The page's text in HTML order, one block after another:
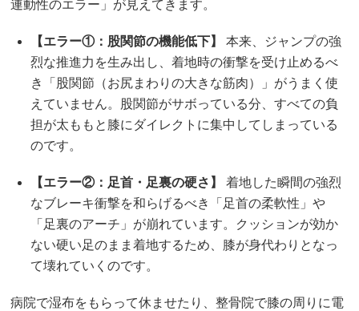
連動性のエラー」が見えてきます。
【エラー①：股関節の機能低下】
本来、ジャンプの強
烈な推進力を生み出し、着地時の衝撃を受け止めるべ
き「股関節（お尻まわりの大きな筋肉）」がうまく使
えていません。股関節がサボっている分、すべての負
担が太ももと膝にダイレクトに集中してしまっている
のです。
【エラー②：足首・足裏の硬さ】
着地した瞬間の強烈
なブレーキ衝撃を和らげるべき「足首の柔軟性」や
「足裏のアーチ」が崩れています。クッションが効か
ない硬い足のまま着地するため、膝が身代わりとなっ
て壊れていくのです。
病院で湿布をもらって休ませたり、整骨院で膝の周りに電